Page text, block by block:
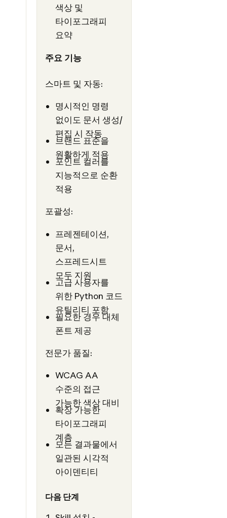
색상 및
타이포그래피
요약
주요 기능
스마트 및 자동:
명시적인 명령
없이도 문서 생성/
편집 시 작동
브랜드 표준을
원활하게 적용
포인트 컬러를
지능적으로 순환
적용
포괄성:
프레젠테이션,
문서,
스프레드시트
모두 지원
고급 사용자를
위한 Python 코드
유틸리티 포함
필요한 경우 대체
폰트 제공
전문가 품질:
WCAG AA
수준의 접근
가능한 색상 대비
확장 가능한
타이포그래피
계층
모든 결과물에서
일관된 시각적
아이덴티티
다음 단계